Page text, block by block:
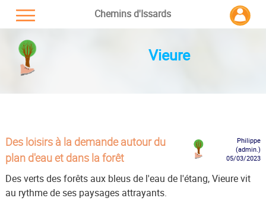
Chemins d'Issards
Vieure
Des loisirs à la demande autour du
plan d'eau et dans la forêt
Philippe
(admin.)
05/03/2023
Des verts des forêts aux bleus de l'eau de l'étang, Vieure vit
au rythme de ses paysages attrayants.